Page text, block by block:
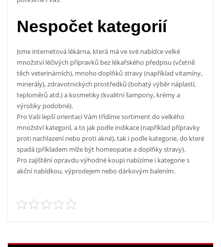
Nespočet kategorií
Jsme internetová lékárna, která má ve své nabídce velké
množství léčivých přípravků bez lékařského předpisu (včetně
těch veterinárních), mnoho doplňků stravy (například vitamíny,
minerály), zdravotnických prostředků (bohatý výběr náplastí,
teploměrů atd.) a kosmetiky (kvalitní šampony, krémy a
výrobky podobné).
Pro Vaši lepší orientaci Vám třídíme sortiment do velkého
množství kategorií, a to jak podle indikace (například přípravky
proti nachlazení nebo proti akné), tak i podle kategorie, do které
spadá (příkladem mlže být homeopatie a doplňky stravy).
Pro zajištění opravdu výhodné koupi nabízíme i kategorie s
akční nabídkou, výprodejem nebo dárkovým balením.